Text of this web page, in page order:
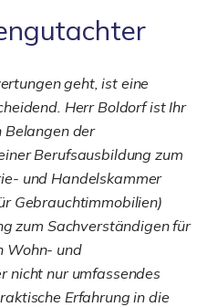
geht, ist eine
Herr Boldorf ist Ihr
Belangen der
Berufsausbildung zum
und Handelskammer
Gebrauchtimmobilien)
zum Sachverständigen für
Wohn- und
nicht nur umfassendes
Erfahrung in die